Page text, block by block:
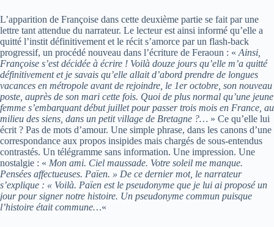
L’apparition de Françoise dans cette deuxième partie se fait par une
lettre tant attendue du narrateur. Le lecteur est ainsi informé qu’elle a
quitté l’instit définitivement et le récit s’amorce par un flash-back
progressif, un procédé nouveau dans l’écriture de Feraoun : « Ainsi,
Françoise s’est décidée à écrire ! Voilà douze jours qu’elle m’a quitté
définitivement et je savais qu’elle allait d’abord prendre de longues
vacances en métropole avant de rejoindre, le 1er octobre, son nouveau
poste, auprès de son mari cette fois. Quoi de plus normal qu’une jeune
femme s’embarquant début juillet pour passer trois mois en France, au
milieu des siens, dans un petit village de Bretagne ?… » Ce qu’elle lui
écrit ? Pas de mots d’amour. Une simple phrase, dans les canons d’une
correspondance aux propos insipides mais chargés de sous-entendus
contrastés. Un télégramme sans information. Une impression. Une
nostalgie : « Mon ami. Ciel maussade. Votre soleil me manque.
Pensées affectueuses. Païen. » De ce dernier mot, le narrateur
s’explique : « Voilà. Païen est le pseudonyme que je lui ai proposé un
jour pour signer notre histoire. Un pseudonyme commun puisque
l’histoire était commune…«